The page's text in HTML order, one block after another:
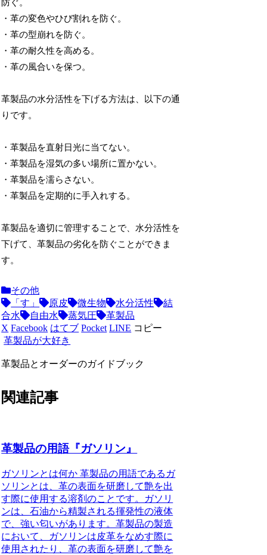
防ぐ。
・革の変色やひび割れを防ぐ。
・革の型崩れを防ぐ。
・革の耐久性を高める。
・革の風合いを保つ。
革製品の水分活性を下げる方法は、以下の通
りです。
・革製品を直射日光に当てない。
・革製品を湿気の多い場所に置かない。
・革製品を濡らさない。
・革製品を定期的に手入れする。
革製品を適切に管理することで、水分活性を
下げて、革製品の劣化を防ぐことができま
す。
その他
「す」
原皮 微生物 水分活性
結
合水
自由水 蒸気圧
革製品
X Facebook はてブ Pocket LINE コピー
革製品が大好き
革製品とオーダーのガイドブック
関連記事
革製品の用語『ガソリン』
ガソリンとは何か 革製品の用語であるガ
ソリンとは、革の表面を研磨して艶を出
す際に使用する溶剤のことです。ガソリ
ンは、石油から精製される揮発性の液体
で、強い匂いがあります。革製品の製造
において、ガソリンは皮革をなめす際に
使用されたり、革の表面を研磨して艶を